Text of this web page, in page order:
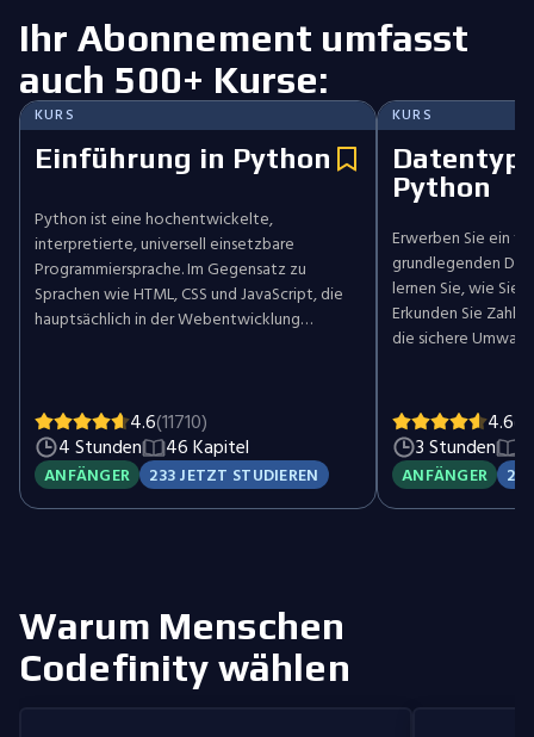
Ihr Abonnement umfasst
auch 500+ Kurse:
KURS
Einführung in Python
Python ist eine hochentwickelte,
interpretierte, universell einsetzbare
Programmiersprache. Im Gegensatz zu
Sprachen wie HTML, CSS und JavaScript, die
hauptsächlich in der Webentwicklung
Science und Back-End-Entwicklung aus. Dieser
Kurs führt Sie durch die grundlegenden
Konzepte von Python und vermittelt Ihnen
die Fähigkeiten, eigene Funktionen zu
4.6(11710)
4 Stunden
46 Kapitel
ANFÄNGER 233 JETZT STUDIEREN
KURS
Python
Erwerben Sie ein
grundlegenden
lernen Sie, wie Sie
Erkunden Sie
die sichere
arithmetischen,
Operationen und
grundlegenden
zuverlässigen
4.6
3 Stunden
ANFÄNGER 25
Warum Menschen
Codefinity wählen